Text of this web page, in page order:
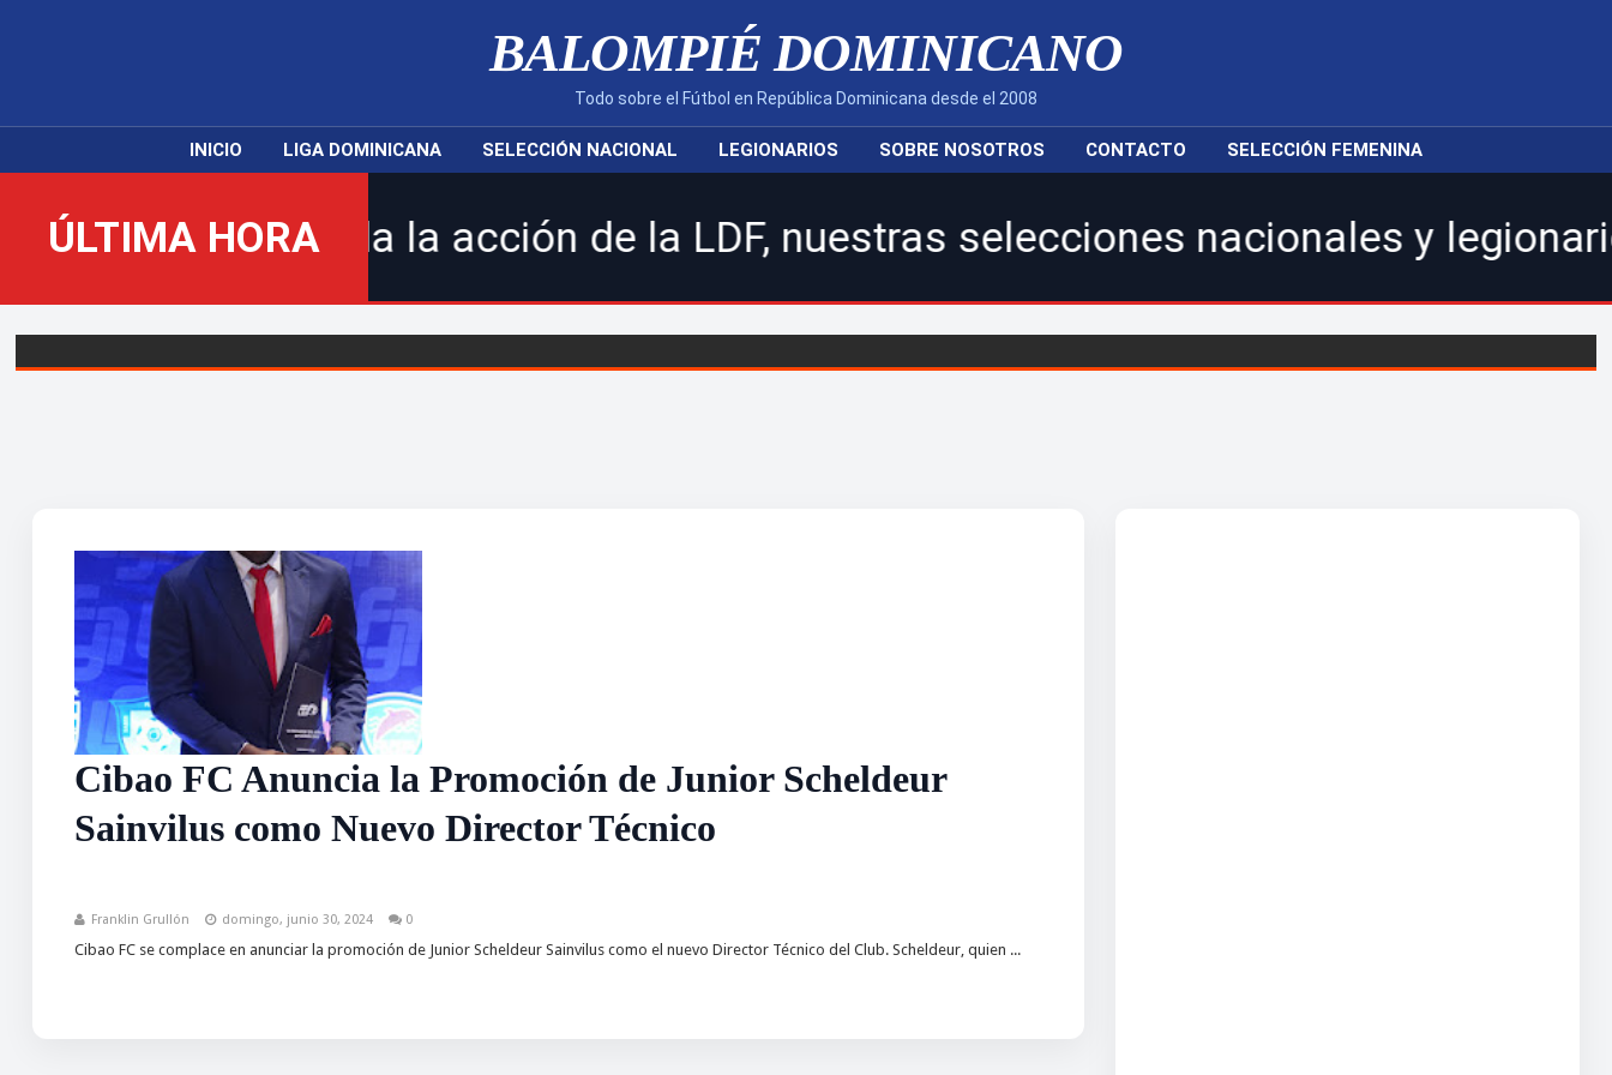
BALOMPIÉ DOMINICANO
Todo sobre el Fútbol en República Dominicana desde el 2008
INICIO LIGA DOMINICANA SELECCIÓN NACIONAL LEGIONARIOS SOBRE NOSOTROS CONTACTO SELECCIÓN FEMENINA
ÚLTIMA HORA
toda la acción de la LDF, nuestras selecciones nacionales y
Cibao FC Anuncia la Promoción de Junior Scheldeur
Sainvilus como Nuevo Director Técnico
Franklin Grullón domingo, junio 30, 2024 0
Cibao FC se complace en anunciar la promoción de Junior Scheldeur Sainvilus como el nuevo Director Técnico del Club. Scheldeur, quien ...